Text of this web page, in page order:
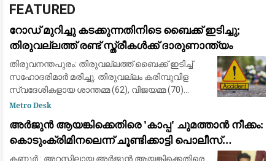
FEATURED
റോഡ് മുറിച്ചു കടക്കുന്നതിനിടെ ബൈക്ക് ഇടിച്ചു;
തിരുവല്ലത്ത് രണ്ട് സ്ത്രീകള്‍ക്ക് ദാരുണാന്ത്യം
തിരുവനന്തപുരം: തിരുവല്ലത്ത് ബൈക്ക് ഇടിച്ച്
സഹോദരിമാര്‍ മരിച്ചു. തിരുവല്ലം കരിമ്പുവിള
സ്വദേശികളായ ശാന്തമ്മ (62), വിജയമ്മ (70)
എന്നിവരാണ് മരിച്ചത്. ഇന്ന് രാവിലെ തിരുവല്ലം
Metro Desk
അർജുൻ ആയങ്കിക്കെതിരെ 'കാപ്പ' ചുമത്താൻ നീക്കം:
കൊടുംക്രിമിനലെന്ന് ചൂണ്ടിക്കാട്ടി പൊലീസ്
റിപ്പോർട്ട് നൽകും
കണ്ണൂർ : അറസ്റ്റിലായ അർജുൻ ആയങ്കിക്കെതിരെ